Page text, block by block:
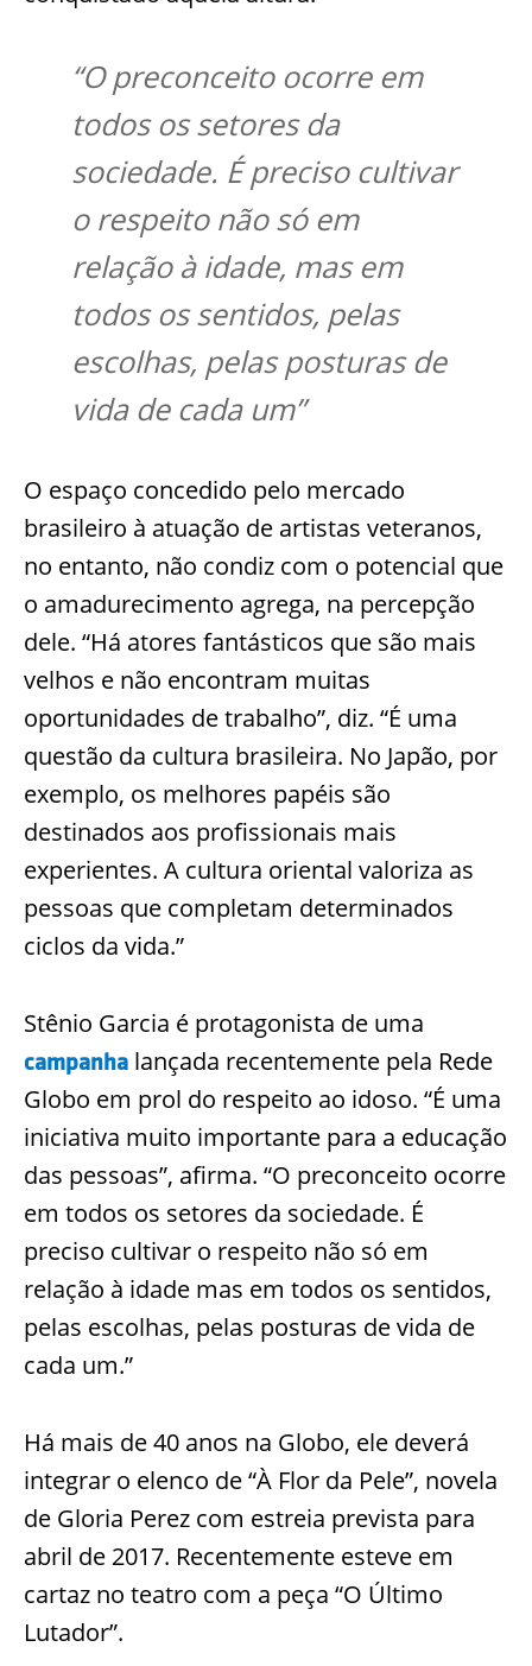
“O preconceito ocorre em
todos os setores da
sociedade. É preciso cultivar
o respeito não só em
relação à idade, mas em
todos os sentidos, pelas
escolhas, pelas posturas de
vida de cada um”
O espaço concedido pelo mercado
brasileiro à atuação de artistas veteranos,
no entanto, não condiz com o potencial que
o amadurecimento agrega, na percepção
dele. “Há atores fantásticos que são mais
velhos e não encontram muitas
oportunidades de trabalho”, diz. “É uma
questão da cultura brasileira. No Japão, por
exemplo, os melhores papéis são
destinados aos profissionais mais
experientes. A cultura oriental valoriza as
pessoas que completam determinados
ciclos da vida.”
Stênio Garcia é protagonista de uma
campanha lançada recentemente pela Rede
Globo em prol do respeito ao idoso. “É uma
iniciativa muito importante para a educação
das pessoas”, afirma. “O preconceito ocorre
em todos os setores da sociedade. É
preciso cultivar o respeito não só em
relação à idade mas em todos os sentidos,
pelas escolhas, pelas posturas de vida de
cada um.”
Há mais de 40 anos na Globo, ele deverá
integrar o elenco de “À Flor da Pele”, novela
de Gloria Perez com estreia prevista para
abril de 2017. Recentemente esteve em
cartaz no teatro com a peça “O Último
Lutador”.